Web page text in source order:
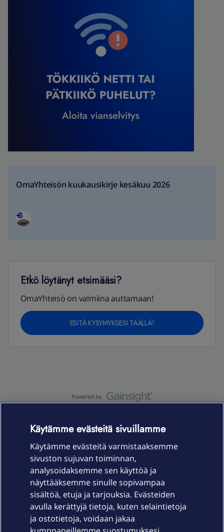
OmaYhteisön kuukausikirje kesäkuu 2026
Etkö löytänyt etsimääsi?
OmaYhteisö on valmiina auttamaan!
ESITÄ KYSYMYKSESI TÄÄLLÄ!
Laitteet & liittymät
Palvelut
Käytämme evästeitä sivuillamme
Käytämme evästeitä varmistaaksemme
sivuston sujuvan toiminnan,
analysoidaksemme sen käyttöä ja
näyttääksemme sinulle sopivampaa
sisältöä, etuja ja tarjouksia. Evästeiden
avulla kerättyjä tietoja, kuten selaintietoja
ja ostotietoja, voidaan jakaa